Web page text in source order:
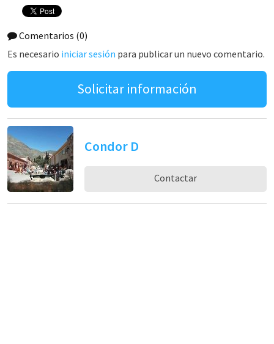
Comentarios (0)
Es necesario iniciar sesión para publicar un nuevo comentario.
Solicitar información
Condor D
Contactar